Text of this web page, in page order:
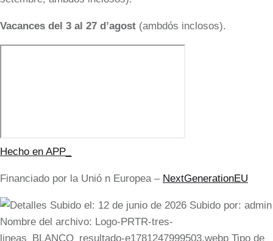
Vacances del 3 al 27 d’agost (ambdós inclosos).
Hecho en APP_
Financiado por la Unió n Europea – NextGenerationEU